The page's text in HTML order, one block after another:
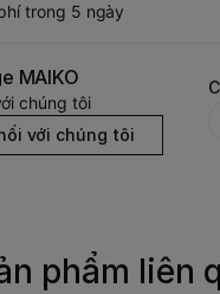
trong 5 ngày
MAIKO
chúng tôi
với chúng tôi
phẩm liên